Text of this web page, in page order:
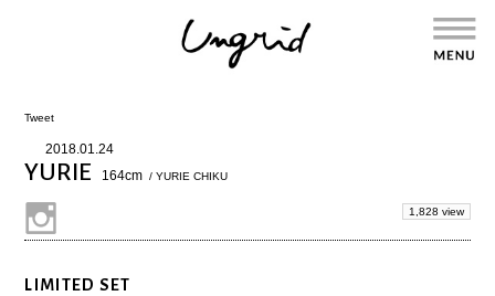
Tweet
2018.01.24
YURIE 164cm / YURIE CHIKU
1,828 view
LIMITED SET